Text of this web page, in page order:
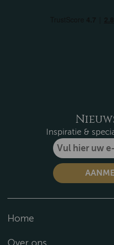
Inspiratie &
Home
Over ons